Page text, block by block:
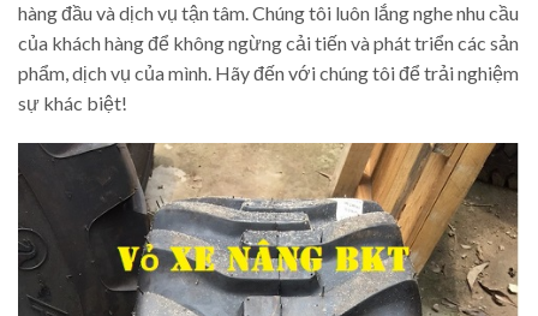
hàng đầu và dịch vụ tận tâm. Chúng tôi luôn lắng nghe nhu cầu
của khách hàng để không ngừng cải tiến và phát triển các sản
phẩm, dịch vụ của mình. Hãy đến với chúng tôi để trải nghiệm
sự khác biệt!